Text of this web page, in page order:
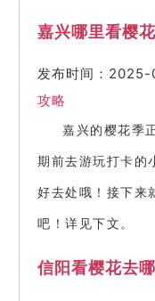
嘉兴哪里看樱
发布时间：
攻略
嘉兴的樱花季
期前去游玩打卡的
好去处哦！接下来
吧！详见下文。
信阳看樱花去